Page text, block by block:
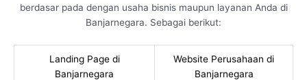
berdasar pada dengan usaha bisnis maupun layanan Anda di
Banjarnegara. Sebagai berikut:
Landing Page di
Banjarnegara
Website Perusahaan di
Banjarnegara